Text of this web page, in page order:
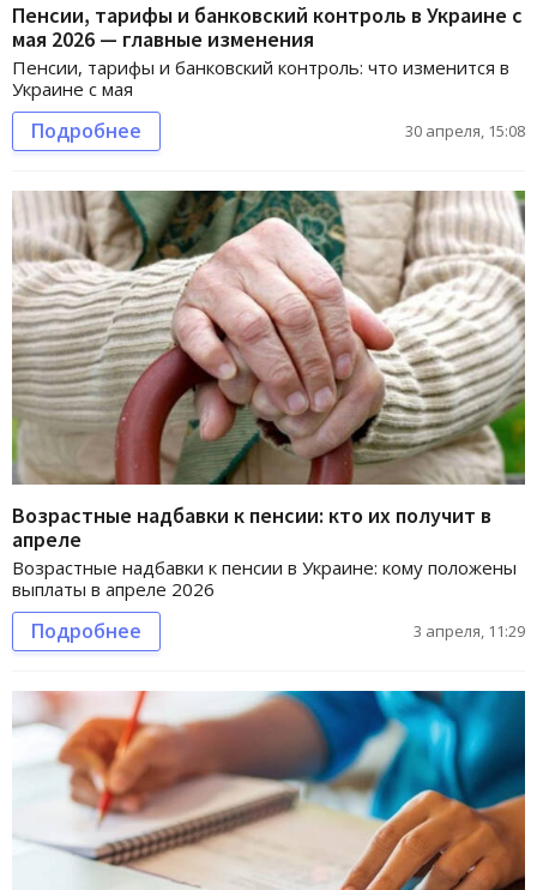
Пенсии, тарифы и банковский контроль в Украине с
мая 2026 — главные изменения
Пенсии, тарифы и банковский контроль: что изменится в
Украине с мая
Подробнее 30 апреля, 15:08
Возрастные надбавки к пенсии: кто их получит в
апреле
Возрастные надбавки к пенсии в Украине: кому положены
выплаты в апреле 2026
Подробнее 3 апреля, 11:29